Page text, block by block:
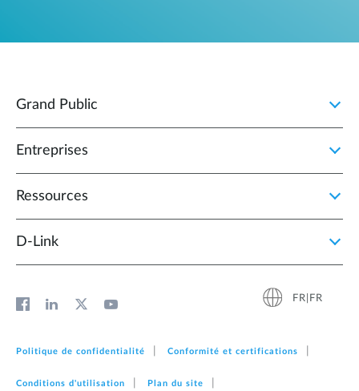
Grand Public
Entreprises
Ressources
D‑Link
FR|FR
Politique de confidentialité Conformité et certifications
Conditions d'utilisation Plan du site